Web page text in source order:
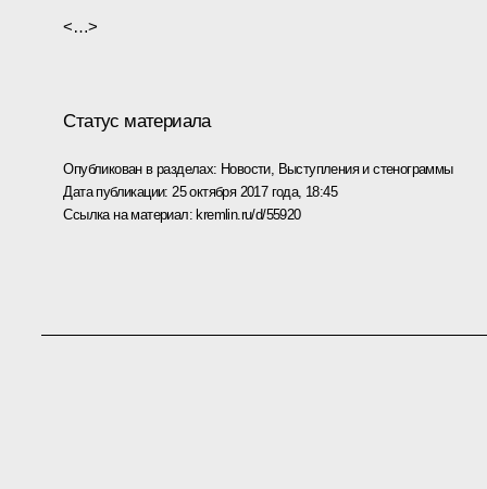
<…>
Статус материала
Опубликован в разделах: Новости, Выступления и стенограммы
Дата публикации: 25 октября 2017 года, 18:45
Ссылка на материал: kremlin.ru/d/55920